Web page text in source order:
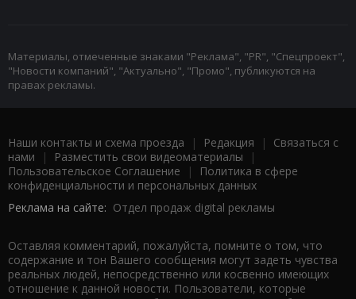
Материалы, отмеченные знаками "Реклама", "PR", "Спецпроект",
"Новости компаний", "Актуально", "Промо", публикуются на
правах рекламы.
Наши контакты и схема проезда | Редакция | Связаться с
нами | Разместить свои видеоматериалы |
Пользовательское Соглашение |
Политика в сфере
конфиденциальности и персональных данных
Реклама на сайте: Отдел продаж digital рекламы
Оставляя комментарий, пожалуйста, помните о том, что
содержание и тон Вашего сообщения могут задеть чувства
реальных людей, непосредственно или косвенно имеющих
отношение к данной новости. Пользователи, которые